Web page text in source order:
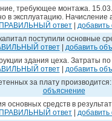
требующее монтажа.
в эксплуатацию. Начисление
ПРАВИЛЬНЫЙ ответ
поступили основные
ответ| добавить
здания цеха. Затраты по
ответ| добавить
за плату производится:
объяснение
основных средств в
ПРАВИЛЬНЫЙ ответ